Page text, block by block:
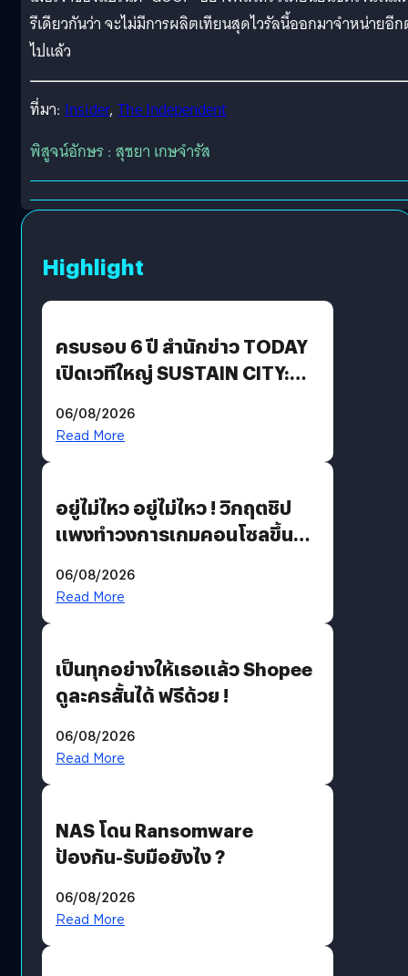
รีเดียวกันว่า จะไม่มีการผลิตเทียนสุดไวรัลนี้ออกมาจำหน่ายอี
ไปแล้ว
ที่มา: Insider, The Independent
พิสูจน์อักษร : สุชยา เกษจำรัส
Highlight
ครบรอบ 6 ปี สำนักข่าว TODAY
เปิดเวทีใหญ่ SUSTAIN CITY:
แนวทางปรับตัวสู่เศรษฐกิจสี
06/08/2026
Read More
อยู่ไม่ไหว อยู่ไม่ไหว ! วิกฤตชิป
แพงทำวงการเกมคอนโซลขึ้น
?
06/08/2026
Read More
เป็นทุกอย่างให้เธอแล้ว Shopee
ดูละครสั้นได้ ฟรีด้วย !
06/08/2026
Read More
NAS โดน Ransomware
ป้องกัน-รับมือยังไง ?
06/08/2026
Read More